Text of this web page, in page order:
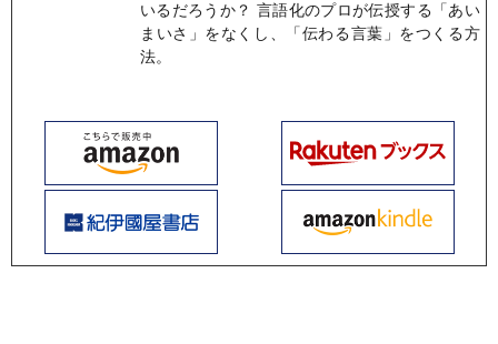
いるだろうか？ 言語化のプロが伝授する「あい
まいさ」をなくし、「伝わる言葉」をつくる方
法。